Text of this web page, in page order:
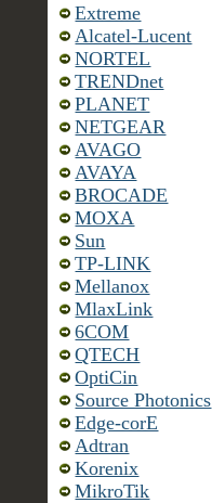
Extreme
Alcatel-Lucent
NORTEL
TRENDnet
PLANET
NETGEAR
AVAGO
AVAYA
BROCADE
MOXA
Sun
TP-LINK
Mellanox
MlaxLink
6COM
QTECH
OptiCin
Source Photonics
Edge-corE
Adtran
Korenix
MikroTik